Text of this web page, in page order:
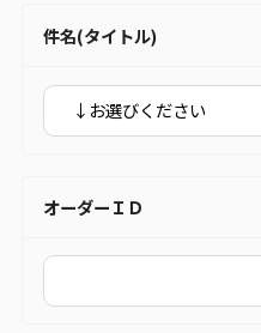
件名(タイトル)
オーダーＩＤ